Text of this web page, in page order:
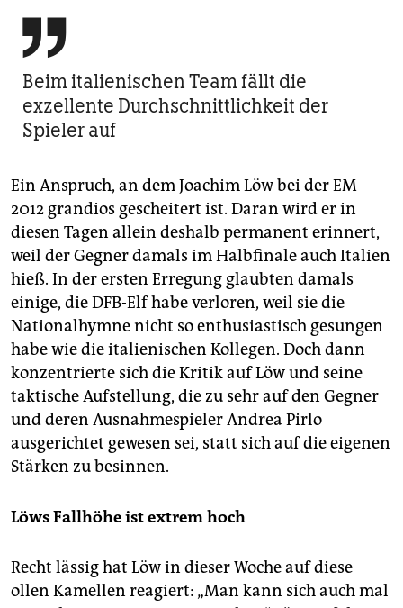

Beim italienischen Team fällt die
exzellente Durchschnittlichkeit der
Spieler auf
Ein Anspruch, an dem Joachim Löw bei der EM
2012 grandios gescheitert ist. Daran wird er in
diesen Tagen allein deshalb permanent erinnert,
weil der Gegner damals im Halbfinale auch Italien
hieß. In der ersten Erregung glaubten damals
einige, die DFB-Elf habe verloren, weil sie die
Nationalhymne nicht so enthusiastisch gesungen
habe wie die italienischen Kollegen. Doch dann
konzentrierte sich die Kritik auf Löw und seine
taktische Aufstellung, die zu sehr auf den Gegner
und deren Ausnahmespieler Andrea Pirlo
ausgerichtet gewesen sei, statt sich auf die eigenen
Stärken zu besinnen.
Löws Fallhöhe ist extrem hoch
Recht lässig hat Löw in dieser Woche auf diese
ollen Kamellen reagiert: „Man kann sich auch mal